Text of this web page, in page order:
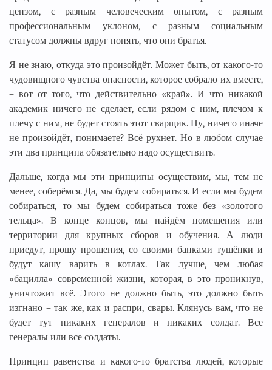
цензом, с разным человеческим опытом, с разным
профессиональным уклоном, с разным социальным
статусом должны вдруг понять, что они братья.
Я не знаю, откуда это произойдёт. Может быть, от какого-то
чудовищного чувства опасности, которое собрало их вместе,
– вот от того, что действительно «край». И что никакой
академик ничего не сделает, если рядом с ним, плечом к
плечу с ним, не будет стоять этот сварщик. Ну, ничего иначе
не произойдёт, понимаете? Всё рухнет. Но в любом случае
эти два принципа обязательно надо осуществить.
Дальше, когда мы эти принципы осуществим, мы, тем не
менее, соберёмся. Да, мы будем собираться. И если мы будем
собираться, то мы будем собираться тоже без «золотого
тельца». В конце концов, мы найдём помещения или
территории для крупных сборов и обучения. А люди
приедут, прошу прощения, со своими банками тушёнки и
будут кашу варить в котлах. Так лучше, чем любая
«бацилла» современной жизни, которая, в это проникнув,
уничтожит всё. Этого не должно быть, это должно быть
изгнано – так же, как и распри, свары. Клянусь вам, что не
будет тут никаких генералов и никаких солдат. Все
генералы или все солдаты.
Принцип равенства и какого-то братства людей, которые